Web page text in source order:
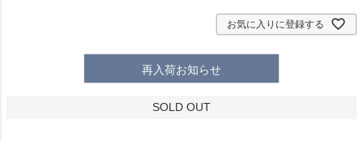
お気に入りに登録する
再入荷お知らせ
SOLD OUT